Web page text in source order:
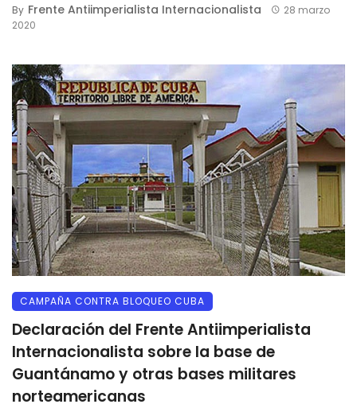
By Frente Antiimperialista Internacionalista
28 marzo
2020
CAMPAÑA CONTRA BLOQUEO CUBA
Declaración del Frente Antiimperialista
Internacionalista sobre la base de
Guantánamo y otras bases militares
norteamericanas